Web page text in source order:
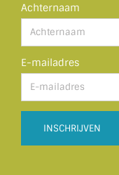
Achternaam
E-mailadres